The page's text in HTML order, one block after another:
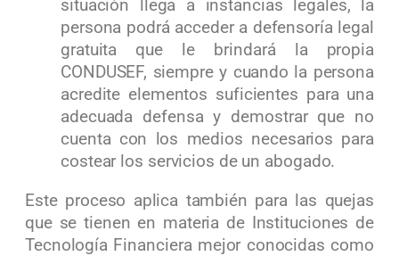
situación llega a instancias legales, la
persona podrá acceder a defensoría legal
gratuita que le brindará la propia
CONDUSEF, siempre y cuando la persona
acredite elementos suficientes para una
adecuada defensa y demostrar que no
cuenta con los medios necesarios para
costear los servicios de un abogado.
Este proceso aplica también para las quejas
que se tienen en materia de
Instituciones de
Tecnología Financiera mejor conocidas como